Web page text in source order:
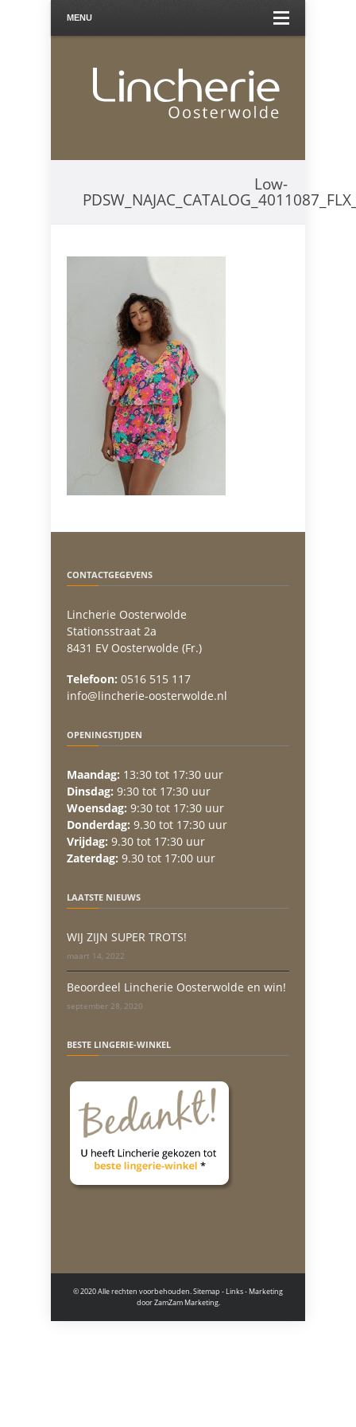
MENU
Low-
CONTACTGEGEVENS
Lincherie Oosterwolde
Stationsstraat 2a
8431 EV Oosterwolde (Fr.)
Telefoon: 0516 515 117
info@lincherie-oosterwolde.nl
OPENINGSTIJDEN
Maandag: 13:30 tot 17:30 uur
Dinsdag: 9:30 tot 17:30 uur
Woensdag: 9:30 tot 17:30 uur
Donderdag: 9.30 tot 17:30 uur
Vrijdag: 9.30 tot 17:30 uur
Zaterdag: 9.30 tot 17:00 uur
LAATSTE NIEUWS
WIJ ZIJN SUPER TROTS!
maart 14, 2022
Beoordeel Lincherie Oosterwolde en win!
september 28, 2020
BESTE LINGERIE-WINKEL
© 2020 Alle rechten voorbehouden.Sitemap - Links- Marketing
doorZamZam Marketing.